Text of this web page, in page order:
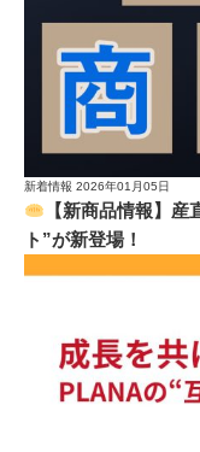
新着情報 2026年01月05日
【新商品情報】
ト”が新登場！